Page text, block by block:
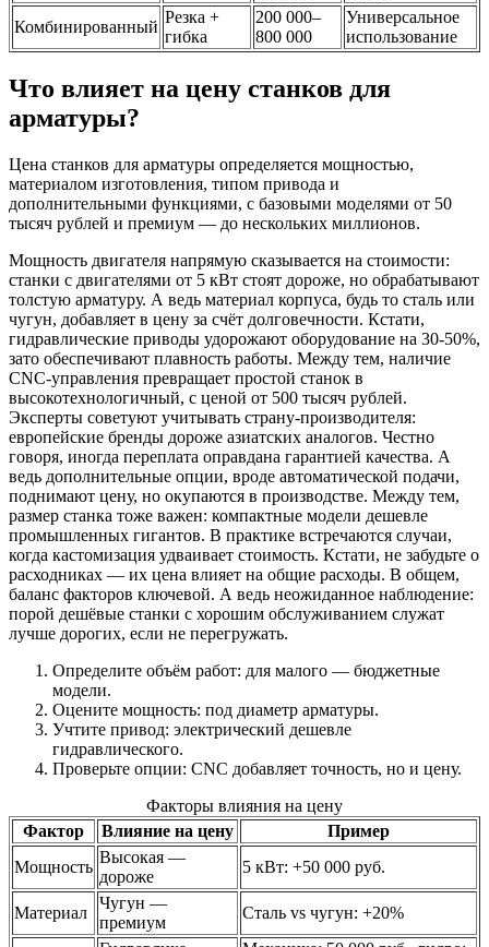
Комбинированный
Резка +
гибка
200 000–
800 000
Универсальное
использование
Что влияет на цену станков для
арматуры?
Цена станков для арматуры определяется мощностью,
материалом изготовления, типом привода и
дополнительными функциями, с базовыми моделями от 50
тысяч рублей и премиум — до нескольких миллионов.
Мощность двигателя напрямую сказывается на стоимости:
станки с двигателями от 5 кВт стоят дороже, но обрабатывают
толстую арматуру. А ведь материал корпуса, будь то сталь или
чугун, добавляет в цену за счёт долговечности. Кстати,
гидравлические приводы удорожают оборудование на 30-50%,
зато обеспечивают плавность работы. Между тем, наличие
CNC-управления превращает простой станок в
высокотехнологичный, с ценой от 500 тысяч рублей.
Эксперты советуют учитывать страну-производителя:
европейские бренды дороже азиатских аналогов. Честно
говоря, иногда переплата оправдана гарантией качества. А
ведь дополнительные опции, вроде автоматической подачи,
поднимают цену, но окупаются в производстве. Между тем,
размер станка тоже важен: компактные модели дешевле
промышленных гигантов. В практике встречаются случаи,
когда кастомизация удваивает стоимость. Кстати, не забудьте о
расходниках — их цена влияет на общие расходы. В общем,
баланс факторов ключевой. А ведь неожиданное наблюдение:
порой дешёвые станки с хорошим обслуживанием служат
лучше дорогих, если не перегружать.
Определите объём работ: для малого — бюджетные
модели.
Оцените мощность: под диаметр арматуры.
Учтите привод: электрический дешевле
гидравлического.
Проверьте опции: CNC добавляет точность, но и цену.
Факторы влияния на цену
Фактор
Влияние на цену
Пример
Мощность
Высокая —
дороже
5 кВт: +50 000 руб.
Материал
Чугун —
премиум
Сталь vs чугун: +20%